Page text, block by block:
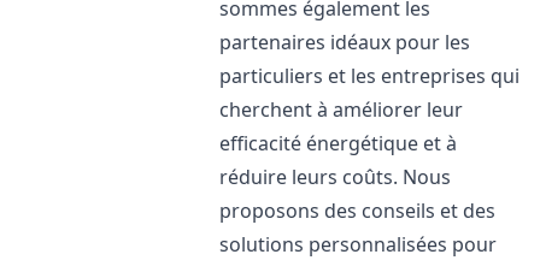
sommes également les
partenaires idéaux pour les
particuliers et les entreprises qui
cherchent à améliorer leur
efficacité énergétique et à
réduire leurs coûts. Nous
proposons des conseils et des
solutions personnalisées pour